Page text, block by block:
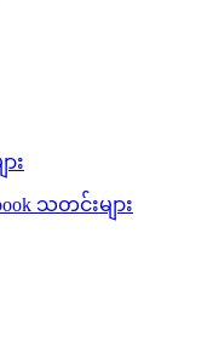
း
သတင်းများ